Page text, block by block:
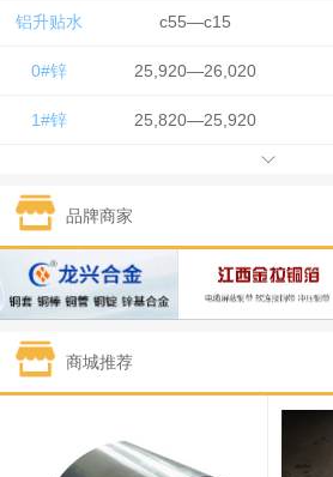
铝升贴水 c55—c15
0#锌 25,920—26,020
1#锌 25,820—25,920
1#锡 434,000—436,000
1#镍 129,550—130,750
1#白银 15,100—15,110
钯金
89,000—95,000
品牌商家
商城推荐